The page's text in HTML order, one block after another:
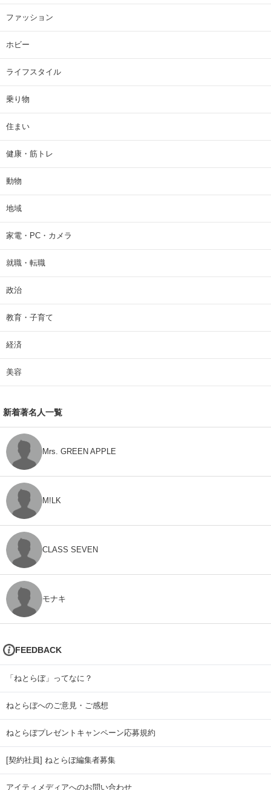
ファッション
ホビー
ライフスタイル
乗り物
住まい
健康・筋トレ
動物
地域
家電・PC・カメラ
就職・転職
政治
教育・子育て
経済
美容
新着著名人一覧
Mrs. GREEN APPLE
M!LK
CLASS SEVEN
モナキ
FEEDBACK
「ねとらぼ」ってなに？
ねとらぼへのご意見・ご感想
ねとらぼプレゼントキャンペーン応募規約
[契約社員] ねとらぼ編集者募集
アイティメディアへのお問い合わせ